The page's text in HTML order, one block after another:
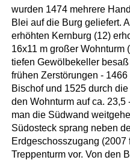
wurden 1474 mehrere
Blei auf die Burg geliefert.
erhöhten Kernburg (12)
16x11 m großer Wohnturm
tiefen Gewölbekeller
frühen Zerstörungen -
Bischof und 1525 durch
den Wohnturm auf ca. 23,5
man die Südwand
Südosteck sprang neben
Erdgeschosszugang
Treppenturm vor. Von den